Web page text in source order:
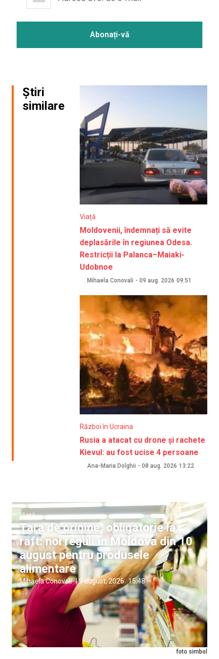
Știri
similare
Viață
Moldovenii, îndemnați să evite
deplasările în regiunea Odesa.
Restricții la Palanca–Maiaki-
Udobnoe
Mihaela Conovali - 09 aug. 2026 09:51
Război în Ucraina
Rusia a atacat cu drone și rachete
Kievul: au fost ucise 4 persoane
Ana-Maria Dolghii - 08 aug. 2026 13:22
foto simbol
Viață
Țara de origine, obligatorie la
raft: noi reguli în Moldova din 10
august pentru produsele
alimentare
Mihaela Conovali |9 august, 2026 15:48